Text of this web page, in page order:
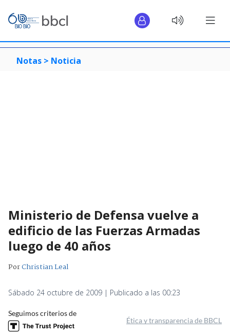
Notas > Noticia
Ministerio de Defensa vuelve a
edificio de las Fuerzas Armadas
luego de 40 años
PorChristian Leal
Sábado 24 octubre de 2009 | Publicado a las 00:23
Seguimos criterios de
Ética y transparencia de BBCL